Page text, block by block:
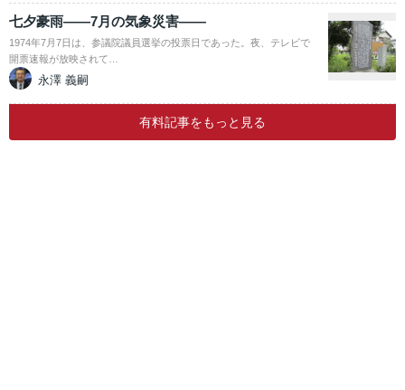
七夕豪雨――7月の気象災害――
1974年7月7日は、参議院議員選挙の投票日であった。夜、テレビで
開票速報が放映されて…
永澤 義嗣
有料記事をもっと見る